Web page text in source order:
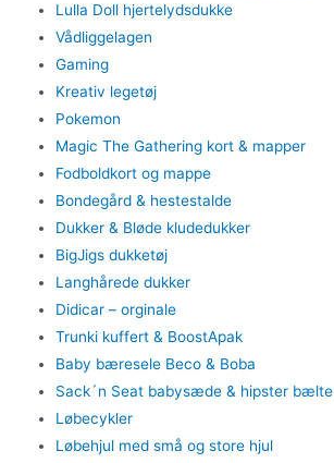
Lulla Doll hjertelydsdukke
Vådliggelagen
Gaming
Kreativ legetøj
Pokemon
Magic The Gathering kort & mapper
Fodboldkort og mappe
Bondegård & hestestalde
Dukker & Bløde kludedukker
BigJigs dukketøj
Langhårede dukker
Didicar – orginale
Trunki kuffert & BoostApak
Baby bæresele Beco & Boba
Sack´n Seat babysæde & hipster bælte
Løbecykler
Løbehjul med små og store hjul